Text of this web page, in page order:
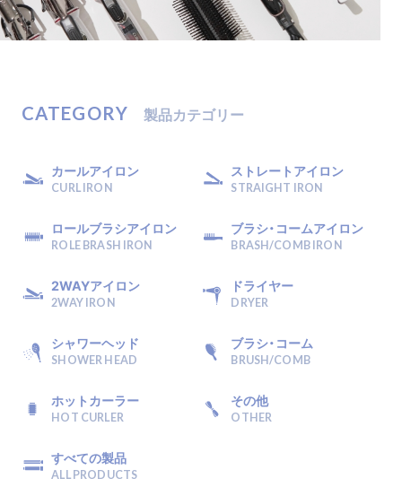
CATEGORY 製品カテゴリ ー
カールアイロン
CURL IRON
ストレートアイロン
STRAIGHT IRON
ロールブラシアイロン
ROLE BRASH IRON
ブラシ・コームアイロン
BRASH/COMB IRON
2WAYアイロン
2WAY IRON
ドライヤー
DRYER
シャワーヘッド
SHOWER HEAD
ブラシ・コーム
BRUSH/COMB
ホットカーラー
HOT CURLER
その他
OTHER
すべての製品
ALL PRODUCTS